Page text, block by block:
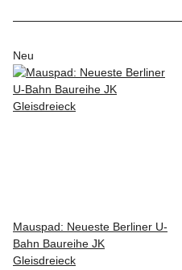
Neu
Mauspad: Neueste Berliner U-
Bahn Baureihe JK
Gleisdreieck